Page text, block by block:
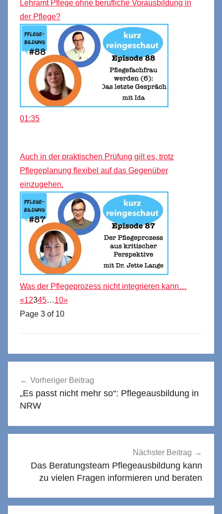
Lehramt Pflege ohne berufliche Vorausbildung in
der Pflege?
01:35
Auch in der praktischen Prüfung gilt es, trotz
Pflegeplanung flexibel auf das Gegenüber
einzugehen.
Was der Pflegeprozess nicht integrieren kann…
«12345…10»
Page 3 of 10
Vorheriger Beitrag
„Es passt nicht mehr so“: Pflegeausbildung in
NRW
Nächster Beitrag
Das Beratungsteam Pflegeausbildung kann
zu vielen Fragen informieren und beraten